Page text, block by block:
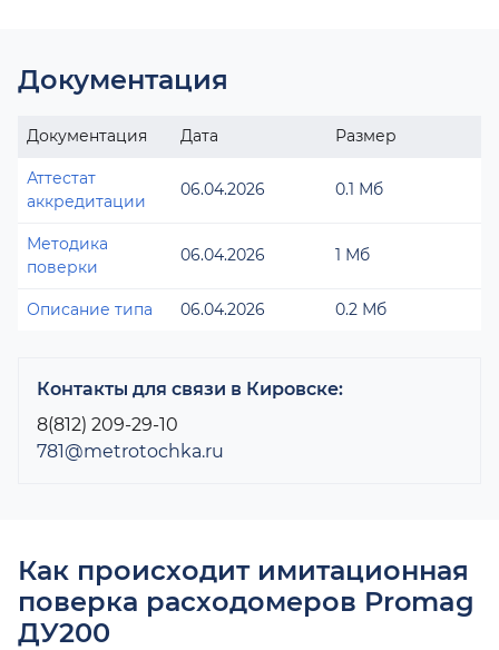
Документация
Документация Дата Размер
Аттестат
аккредитации
06.04.2026 0.1 Мб
Методика
поверки
06.04.2026 1 Мб
Описание типа 06.04.2026 0.2 Мб
Контакты для связи в Кировске:
8(812) 209-29-10
781@metrotochka.ru
Как происходит имитационная
поверка расходомеров Promag
ДУ200